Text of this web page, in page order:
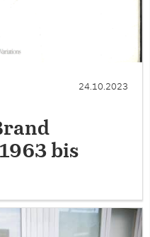
24.10.2023
bis